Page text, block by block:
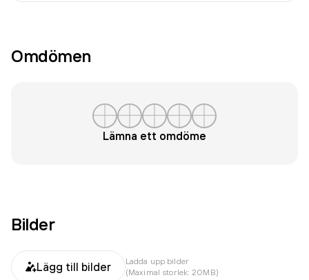
Omdömen
Lämna ett omdöme
Bilder
Lägg till bilder
Ladda upp bilder
(Maximal storlek: 20MB)